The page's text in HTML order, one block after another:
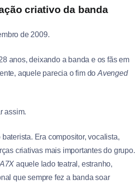
criativo da banda
de 2009.
anos, deixando a banda e os fãs em
aquele parecia o fim do Avenged
assim.
Era compositor, vocalista,
criativas mais importantes do grupo.
A7X aquele lado teatral, estranho,
que sempre fez a banda soar